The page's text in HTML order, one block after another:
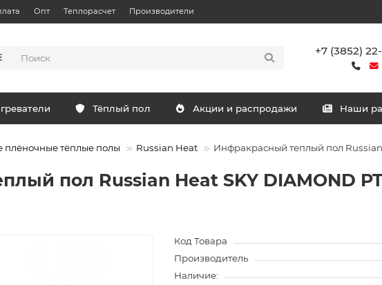
Опт Теплорасчет Производители
+7 (3852)
Тёплый пол Акции и распродажи Наши
тёплые полы Russian Heat Инфракрасный теплый пол
пол Russian Heat SKY DIAMOND
Код Товара
Производитель
Наличие: